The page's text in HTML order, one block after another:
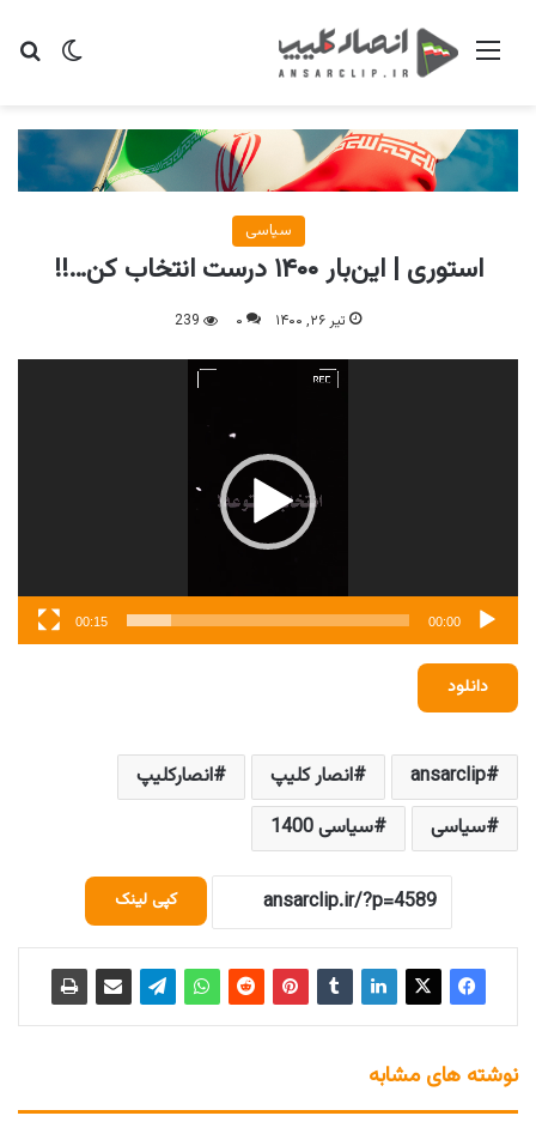
تغییر منو
سیاسی
استوری | این‌بار ۱۴۰۰‌ درست‌ انتخاب‌ کن…!!
تیر ۲۶, ۱۴۰۰ ۰ 239
نمایشگر
00:00
00:15
دانلود
ansarclip انصار کلیپ
انصارکلیپ
سیاسی
سیاسی 1400
کپی لینک
نوشته های مشابه